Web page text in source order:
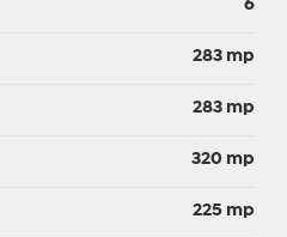
6
283 mp
283 mp
320 mp
225 mp